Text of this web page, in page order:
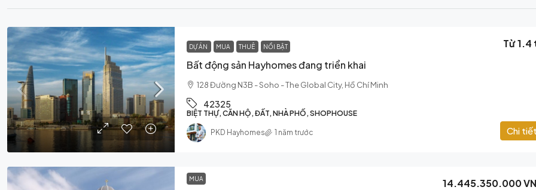
DỰ ÁN MUA THUÊ NỔI BẬT
Bất động sản Hayhomes đang triển khai
Từ 1.4
128 Đường N3B - Soho - The Global City, Hồ Chí Minh
42325
BIỆT THỰ, CĂN HỘ, ĐẤT, NHÀ PHỐ, SHOPHOUSE
Chi tiết
PKD Hayhomes 1 năm trước
MUA 14.445.350.000